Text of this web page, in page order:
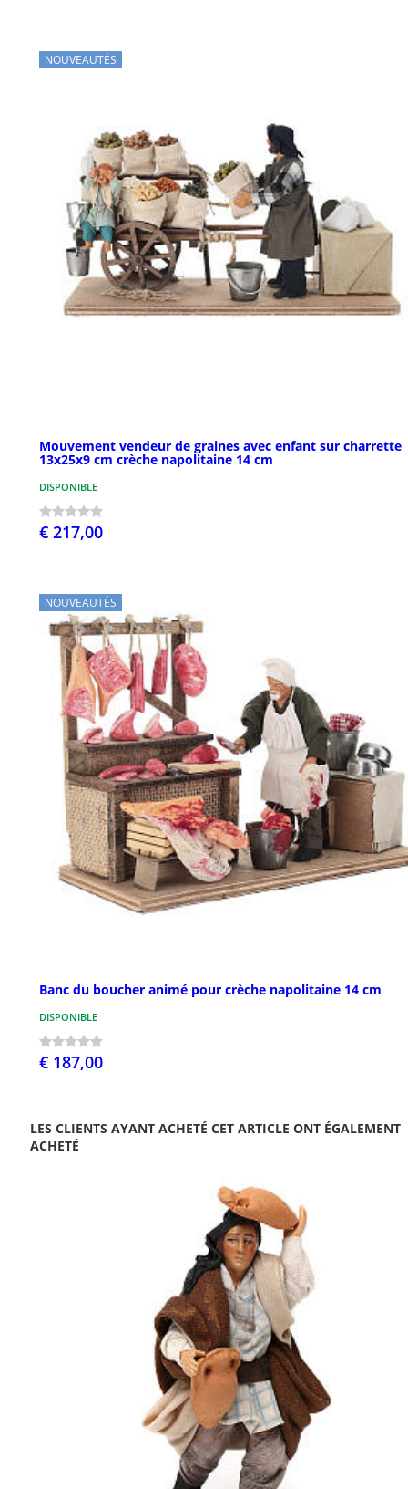
NOUVEAUTÉS
Mouvement vendeur de graines avec enfant sur charrette
13x25x9 cm crèche napolitaine 14 cm
DISPONIBLE
€ 217,00
NOUVEAUTÉS
Banc du boucher animé pour crèche napolitaine 14 cm
DISPONIBLE
€ 187,00
LES CLIENTS AYANT ACHETÉ CET ARTICLE ONT ÉGALEMENT
ACHETÉ